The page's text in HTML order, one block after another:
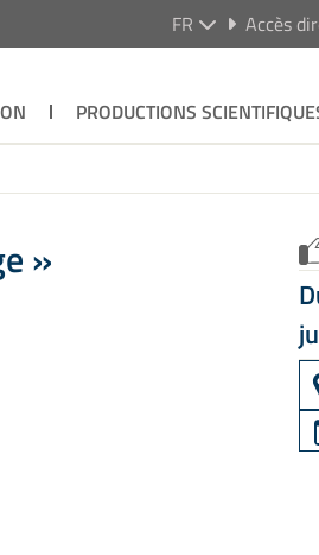
FR Accès
PRODUCTIONS
»